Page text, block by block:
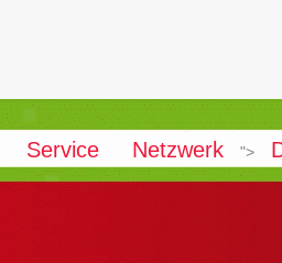
Service Netzwerk ">